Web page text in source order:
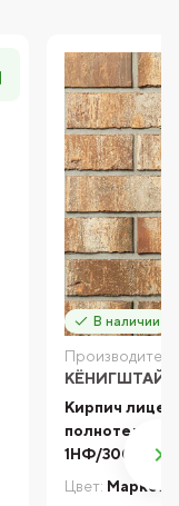
В наличии
КЁНИГШТАЙН
Кирпич
полнотелый
1НФ/300/75
Цвет: